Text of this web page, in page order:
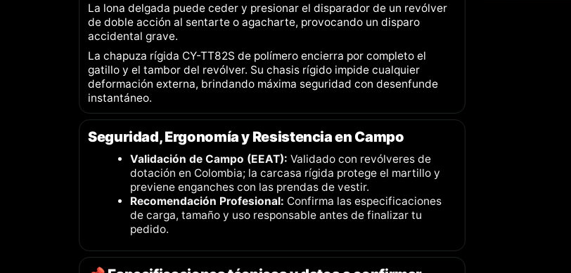
La lona delgada puede ceder y presionar el disparador de un revólver
de doble acción al sentarte o agacharte, provocando un disparo
accidental grave.
La chapuza rígida CY-TT82S de polímero encierra por completo el
gatillo y el tambor del revólver. Su chasis rígido impide cualquier
deformación externa, brindando máxima seguridad con desenfunde
instantáneo.
Seguridad, Ergonomía y Resistencia en Campo
Validación de Campo (EEAT): Validado con revólveres de
dotación en Colombia; la carcasa rígida protege el martillo y
previene enganches con las prendas de vestir.
Recomendación Profesional: Confirma las especificaciones
de carga, tamaño y uso responsable antes de finalizar tu
pedido.